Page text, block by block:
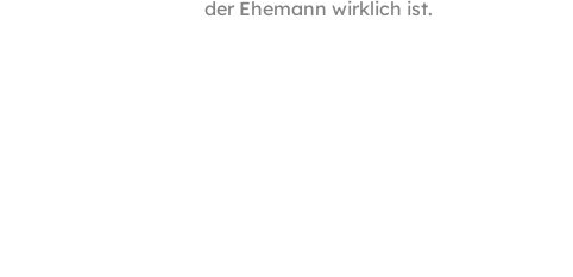
der Ehemann wirklich ist.